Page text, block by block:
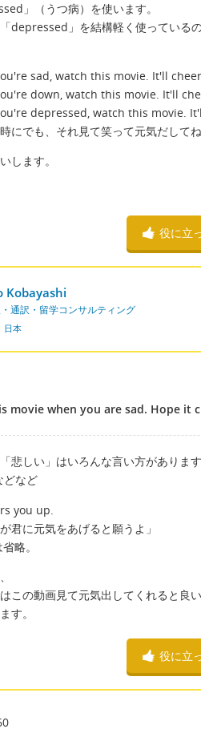
」（うつ病）を使います。
depressed」を結構軽く使っている
sad, watch this movie. It'll
down, watch this movie. It'll
depressed, watch this movie.
にでも、それ見て笑って元気だしてね
します。
役に立
Kobayashi
通訳・留学コンサルティング
日本
movie when you are sad. Hope it
「悲しい」はいろんな言い方があり
など
you up.
君に元気をあげると願うよ」
略。
この動画見て元気出してくれると良い
す。
役に立